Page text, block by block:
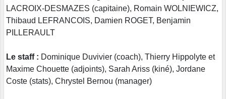
LACROIX-DESMAZES (capitaine), Romain WOLNIEWICZ,
Thibaud LEFRANCOIS, Damien ROGET, Benjamin
PILLERAULT
Le staff : Dominique Duvivier (coach), Thierry Hippolyte et
Maxime Chouette (adjoints), Sarah Ariss (kiné), Jordane
Coste (stats), Chrystel Bernou (manager)